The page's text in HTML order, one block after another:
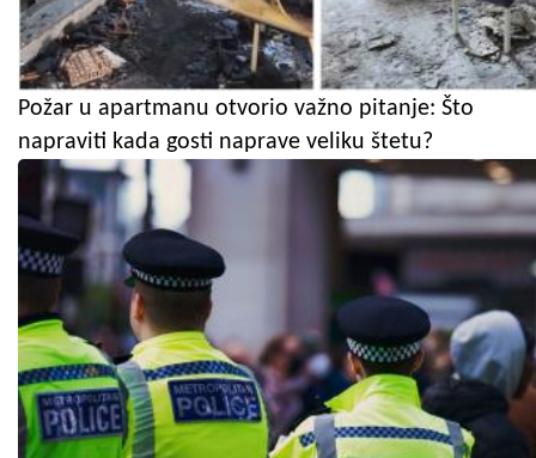
Požar u apartmanu otvorio važno pitanje: Što
napraviti kada gosti naprave veliku štetu?